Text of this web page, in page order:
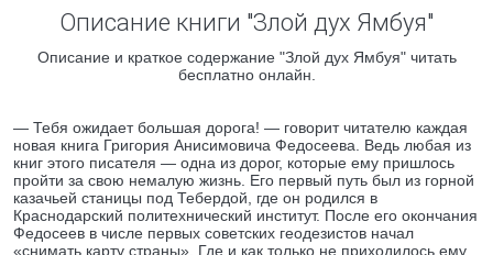
Описание книги "Злой дух Ямбуя"
Описание и краткое содержание "Злой дух Ямбуя" читать
бесплатно онлайн.
— Тебя ожидает большая дорога! — говорит читателю каждая
новая книга Григория Анисимовича Федосеева. Ведь любая из
книг этого писателя — одна из дорог, которые ему пришлось
пройти за свою немалую жизнь. Его первый путь был из горной
казачьей станицы под Тебердой, где он родился в
Краснодарский политехнический институт. После его окончания
Федосеев в числе первых советских геодезистов начал
«снимать карту страны». Где и как только не приходилось ему